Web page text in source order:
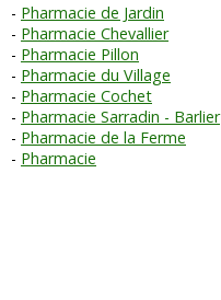
Pharmacie de Jardin
Pharmacie Chevallier
Pharmacie Pillon
Pharmacie du Village
Pharmacie Cochet
Pharmacie Sarradin - Barlier
Pharmacie de la Ferme
Pharmacie